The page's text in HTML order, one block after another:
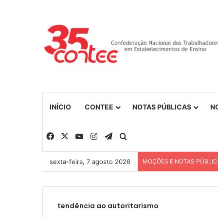
INÍCIO CONTEE NOTAS PÚBLICAS
Facebook YouTubeInstagramTelegram
sexta-feira, 7 agosto 2026 MOÇÕES E NOTAS
tendência ao autoritarismo